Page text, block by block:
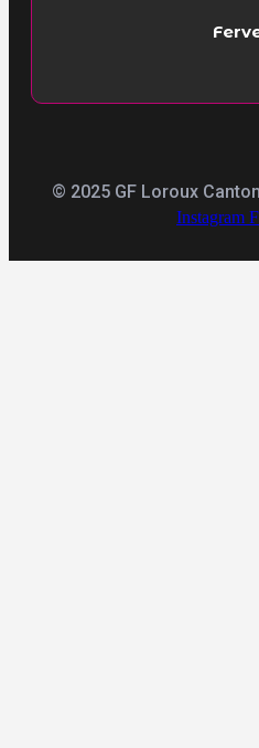
© 2025 GF Loroux
Instagram